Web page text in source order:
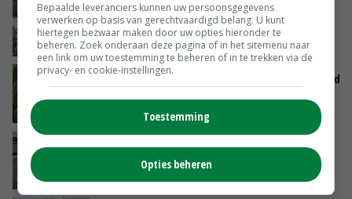
Oekraïne-vlogger Kees Huizinga: ‘Bezoek van
de ambassade mag zelf groente plukken’
GISTEREN, 12:00
Limburgse mais van Frijns doet het verrassend
Droogte veroorzaakt steeds meer problemen:
‘Bassin afgelopen week al leeg’
Bepaalde leveranciers kunnen uw persoonsgegevens
verwerken op basis van gerechtvaardigd belang. U kunt
hiertegen bezwaar maken door uw opties hieronder te
beheren. Zoek onderaan deze pagina of in het sitemenu naar
een link om uw toestemming te beheren of in te trekken via de
privacy- en cookie-instellingen.
Toestemming
Opties beheren